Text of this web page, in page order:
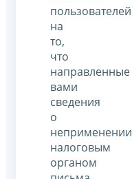
пользователей
на
то,
что
направленные
вами
сведения
о
неприменении
налоговым
органом